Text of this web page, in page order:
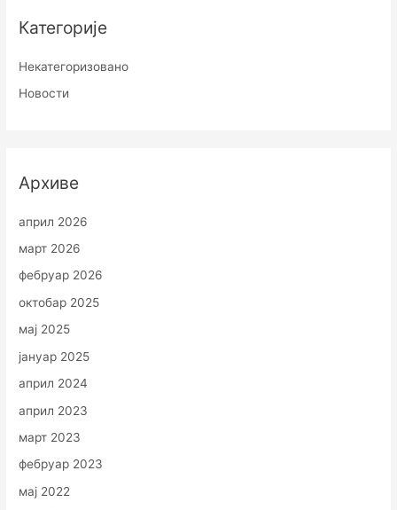
Категорије
Некатегоризовано
Новости
Архиве
април 2026
март 2026
фебруар 2026
октобар 2025
мај 2025
јануар 2025
април 2024
април 2023
март 2023
фебруар 2023
мај 2022